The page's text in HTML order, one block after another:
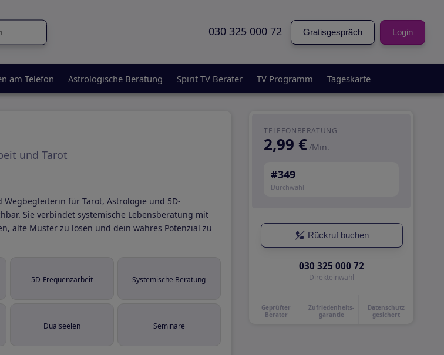
030 325 000 72 Gratisgespräch Login
am Telefon Astrologische Beratung Spirit TV Berater TV Programm Tageskarte
und Tarot
für Tarot, Astrologie und 5D-
Sie verbindet systemische Lebensberatung mit
alte Muster zu lösen und dein wahres Potenzial zu
5D-Frequenzarbeit Systemische Beratung
Dualseelen Seminare
TELEFONBERATUNG
2,99 €/Min.
#349
Durchwahl
Rückruf buchen
030 325 000 72
Direkteinwahl
Geprüfter
Berater
Zufriedenheits-
garantie
Datenschutz
gesichert